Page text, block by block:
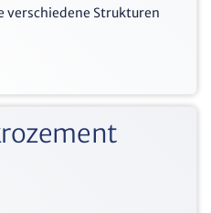
verschiedene Strukturen